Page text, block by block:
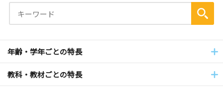
年齢・学年ごとの特長
教科・教材ごとの特長